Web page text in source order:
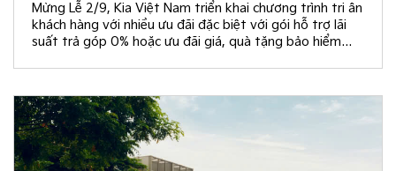
Mừng Lễ 2/9, Kia Việt Nam triển khai chương trình tri ân
khách hàng với nhiều ưu đãi đặc biệt với gói hỗ trợ lãi
suất trả góp 0% hoặc ưu đãi giá, quà tặng bảo hiểm